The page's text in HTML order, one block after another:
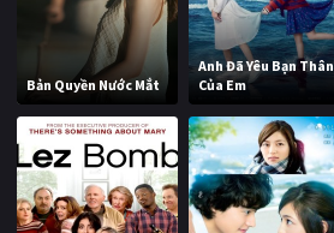
Bản Quyền Nước Mắt
Anh Đã Yêu Bạn Thân
Của Em